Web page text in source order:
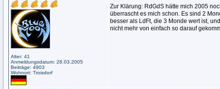
Alter: 41
Anmeldungsdatum: 28.03.2005
Beiträge: 4903
Wohnort: Troisdorf
Zur Klärung: RdGdS hätte mich 2005
überrascht es mich schon. Es sind 2
besser als LdFt, die 3 Monde wert ist,
nicht mehr von einfach so darauf